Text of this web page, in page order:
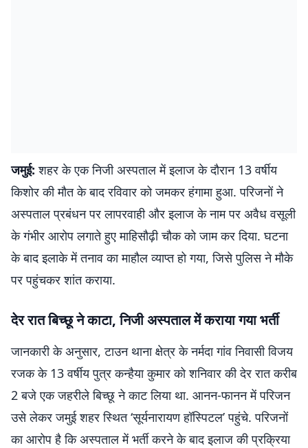
जमुई: शहर के एक निजी अस्पताल में इलाज के दौरान 13 वर्षीय
किशोर की मौत के बाद रविवार को जमकर हंगामा हुआ. परिजनों ने
अस्पताल प्रबंधन पर लापरवाही और इलाज के नाम पर अवैध वसूली
के गंभीर आरोप लगाते हुए माहिसौढ़ी चौक को जाम कर दिया. घटना
के बाद इलाके में तनाव का माहौल व्याप्त हो गया, जिसे पुलिस ने मौके
पर पहुंचकर शांत कराया.
देर रात बिच्छू ने काटा, निजी अस्पताल में कराया गया भर्ती
जानकारी के अनुसार, टाउन थाना क्षेत्र के नर्मदा गांव निवासी विजय
रजक के 13 वर्षीय पुत्र कन्हैया कुमार को शनिवार की देर रात करीब
2 बजे एक जहरीले बिच्छू ने काट लिया था. आनन-फानन में परिजन
उसे लेकर जमुई शहर स्थित ‘सूर्यनारायण हॉस्पिटल’ पहुंचे. परिजनों
का आरोप है कि अस्पताल में भर्ती करने के बाद इलाज की प्रक्रिया